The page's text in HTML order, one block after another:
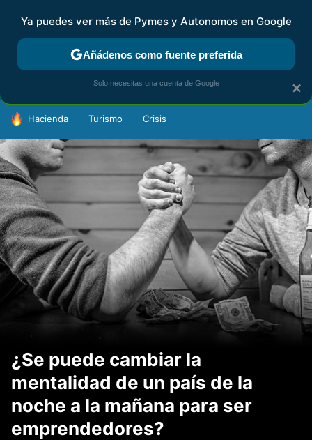
FISCALIDAD Y CONTABILIDAD KIT DIGITAL RENTA
HOY SE HABLA DE
Hacienda Turismo Crisis
¿Se puede cambiar la
mentalidad de un país de la
noche a la mañana para ser
emprendedores?
×
Ya puedes ver más de Pymes y Autonomos en Google
Añádenos como fuente preferida
Solo necesitas una cuenta de Google